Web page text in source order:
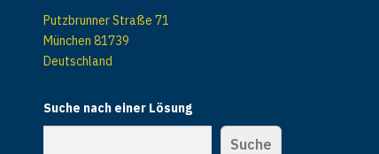
Putzbrunner Straße 71
München 81739
Deutschland
Suche nach einer Lösung
Suche